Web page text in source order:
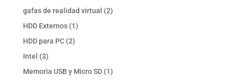
productos
gafas de realidad virtual 22
HDD Externos 11
HDD para PC 22
Intel 33
productos
Memoria USB y Micro SD 11